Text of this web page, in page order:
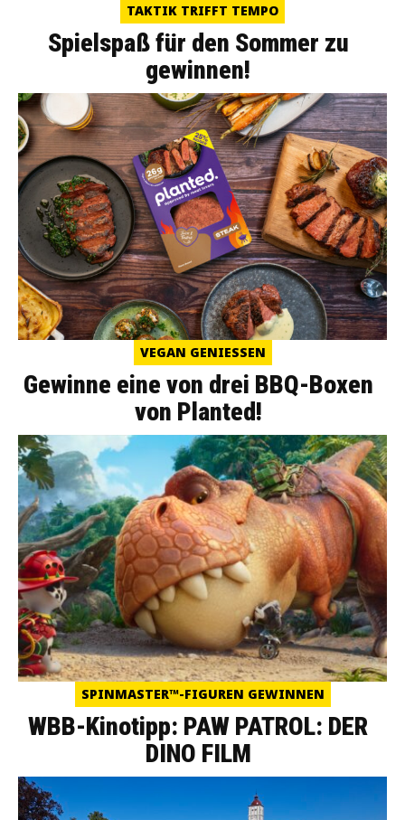
TAKTIK TRIFFT TEMPO
Spielspaß für den Sommer zu
gewinnen!
VEGAN GENIESSEN
Gewinne eine von drei BBQ-Boxen
von Planted!
SPINMASTER™-FIGUREN GEWINNEN
WBB-Kinotipp: PAW PATROL: DER
DINO FILM